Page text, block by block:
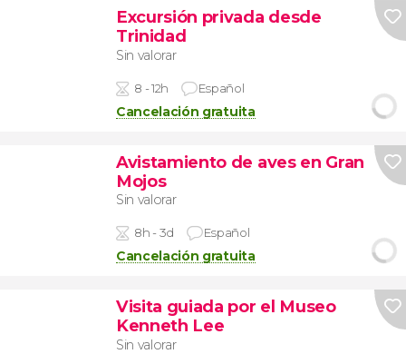
Excursión privada desde
Trinidad
Sin valorar
8 - 12h Español
Cancelación gratuita
Avistamiento de aves en Gran
Mojos
Sin valorar
8h - 3d Español
Cancelación gratuita
Visita guiada por el Museo
Kenneth Lee
Sin valorar